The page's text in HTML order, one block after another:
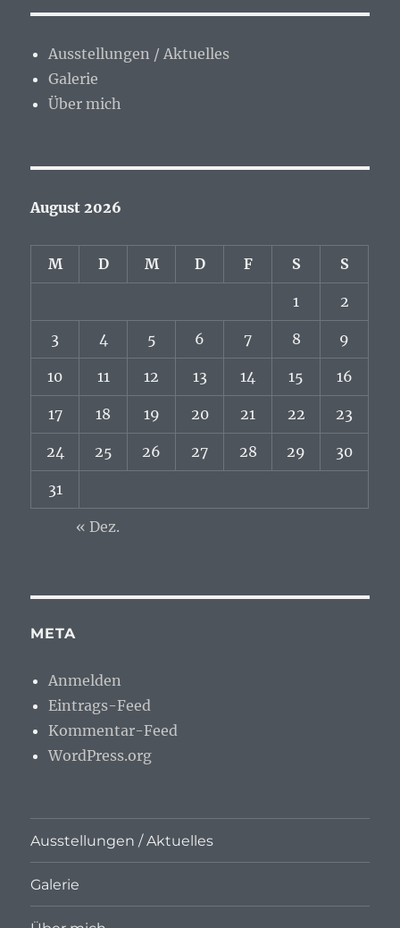
Beiträge
E
Ausstellungen / Aktuelles
Galerie
Über mich
August 2026
M D M D F S S
1 2
3 4 5 6 7 8 9
10 11 12 13 14 15 16
17 18 19 20 21 22 23
24 25 26 27 28 29 30
31
« Dez.
META
Anmelden
Eintrags-Feed
Kommentar-Feed
WordPress.org
Ausstellungen / Aktuelles
Galerie